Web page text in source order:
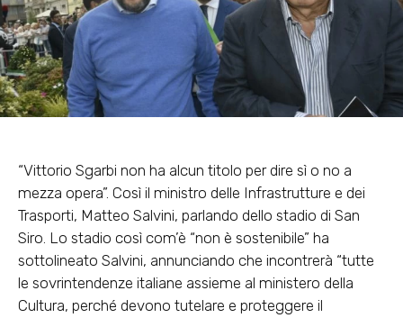
“Vittorio Sgarbi non ha alcun titolo per dire sì o no a
mezza opera”. Così il ministro delle Infrastrutture e dei
Trasporti, Matteo Salvini, parlando dello stadio di San
Siro. Lo stadio così com’è “non è sostenibile” ha
sottolineato Salvini, annunciando che incontrerà “tutte
le sovrintendenze italiane assieme al ministero della
Cultura, perché devono tutelare e proteggere il